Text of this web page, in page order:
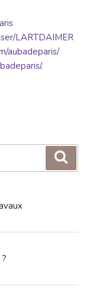
LARTDAIMER
aubadeparis/
.